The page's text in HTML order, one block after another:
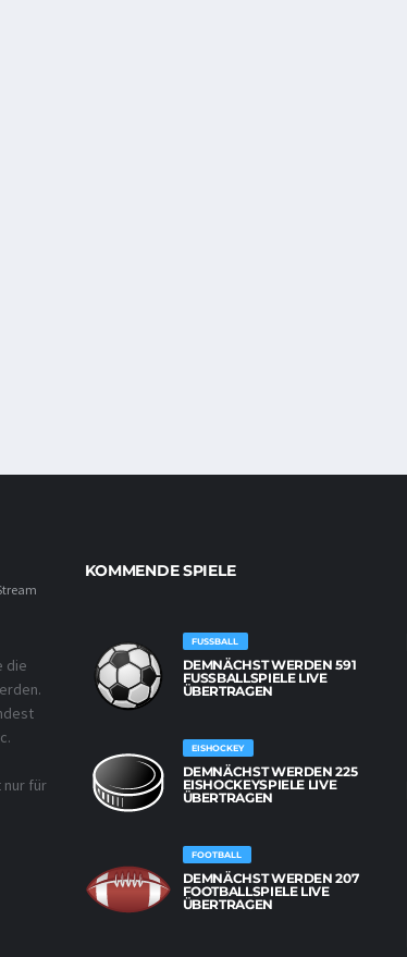
die
nur für
KOMMENDE SPIELE
FUSSBALL
DEMNÄCHST WERDEN 591
FUSSBALLSPIELE LIVE Ü
BERTRAGEN
EISHOCKEY
DEMNÄCHST WERDEN 225
EISHOCKEYSPIELE LIVE
ÜBERTRAGEN
FOOTBALL
DEMNÄCHST WERDEN 207
FOOTBALLSPIELE LIVE
ÜBERTRAGEN